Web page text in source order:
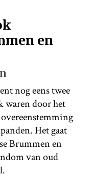
en
nog eens twee
waren door het
Het gaat
Brummen en
van oud